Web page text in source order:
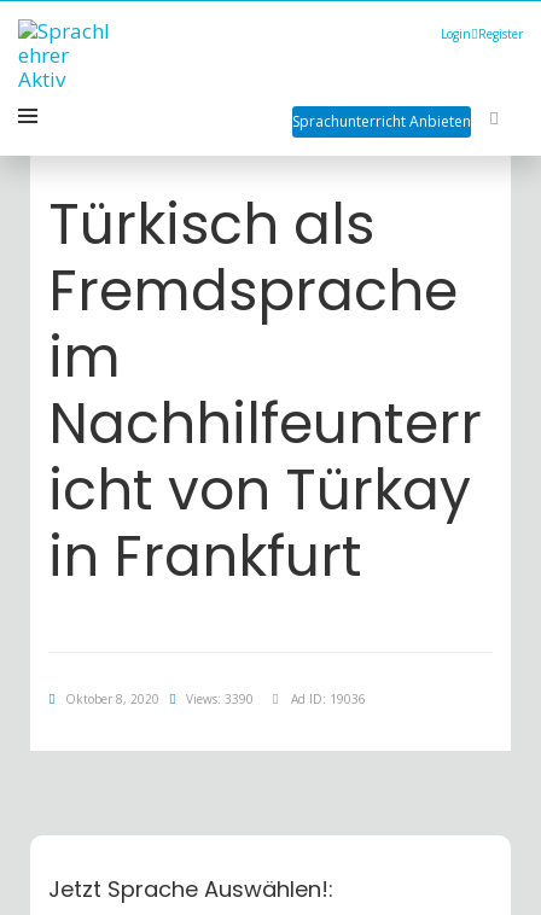
Login Register
Sprachunterricht Anbieten
Türkisch als
Fremdsprache
im
Nachhilfeunterr
icht von Türkay
in Frankfurt
Oktober 8, 2020 Views: 3390 Ad ID: 19036
Jetzt Sprache Auswählen!: